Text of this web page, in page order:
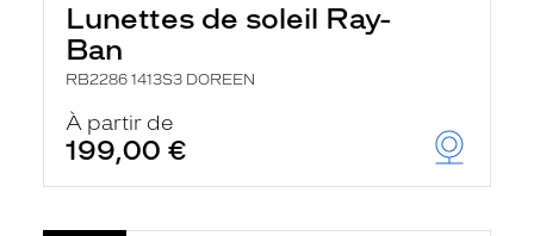
Lunettes de soleil Ray-
Ban
RB2286 1413S3 DOREEN
À partir de
199,00 €